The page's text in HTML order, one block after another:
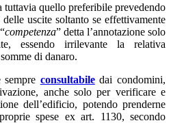
tuttavia quello preferibile prevedendo
uscite soltanto se effettivamente
competenza” detta l’annotazione solo
essendo irrilevante la relativa
di danaro.
consultabiledai condomini,
anche solo per verificare e
dell’edificio, potendo prenderne
spese ex art. 1130, secondo